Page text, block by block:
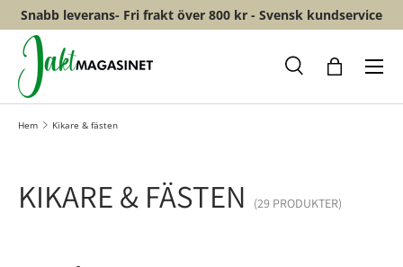
HOPPA TILL INNEHÅLL
Snabb leverans- Fri frakt över 800 kr - Svensk kundservice
Sök
Meny
Hem Kikare & fästen
KIKARE & FÄSTEN (29 PRODUKTER)